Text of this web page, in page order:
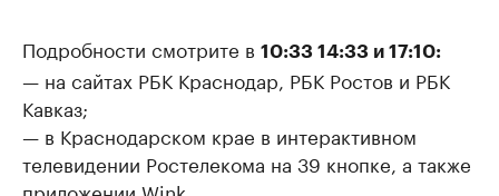
Подробности смотрите в 10:33 14:33 и 17:10:
— на сайтах РБК Краснодар, РБК Ростов и РБК
Кавказ;
— в Краснодарском крае в интерактивном
телевидении Ростелекома на 39 кнопке, а также